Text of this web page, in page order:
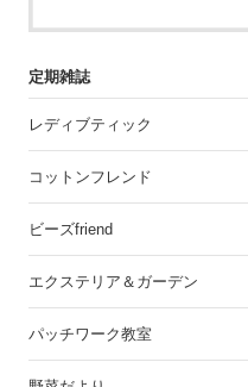
定期雑誌
レディブティック
コットンフレンド
ビーズfriend
エクステリア＆ガーデン
パッチワーク教室